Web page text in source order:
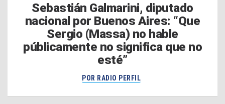
Sebastián Galmarini, diputado
nacional por Buenos Aires: “Que
Sergio (Massa) no hable
públicamente no significa que no
esté”
POR RADIO PERFIL